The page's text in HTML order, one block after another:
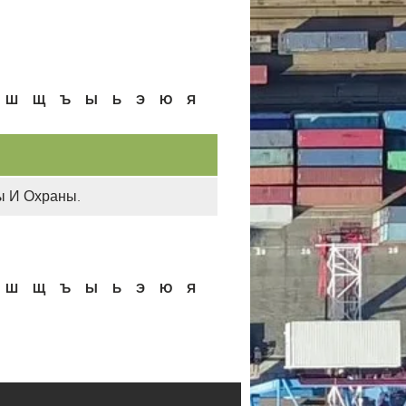
Ш Щ Ъ Ы Ь Э Ю Я
И Охраны.
Ш Щ Ъ Ы Ь Э Ю Я